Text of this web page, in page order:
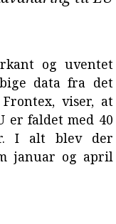
og uventet
data fra det
viser, at
er faldet med 40
I alt blev der
januar og april